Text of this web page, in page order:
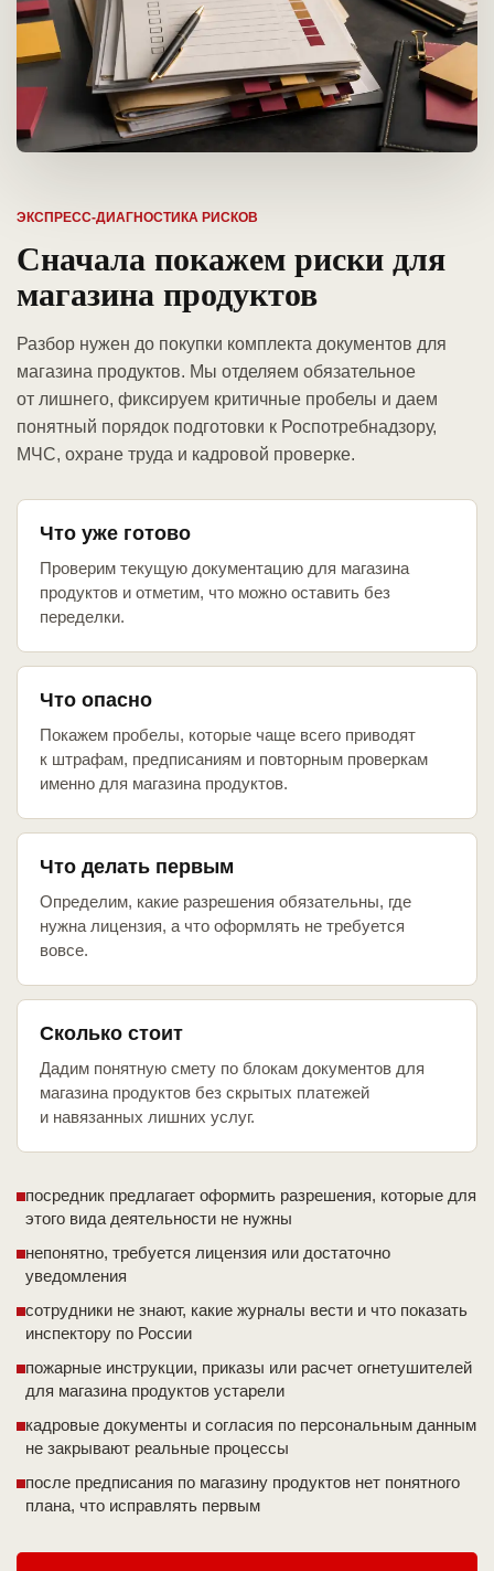
ЭКСПРЕСС-ДИАГНОСТИКА РИСКОВ
Сначала покажем риски для
магазина продуктов
Разбор нужен до покупки комплекта документов для
магазина продуктов. Мы отделяем обязательное
от лишнего, фиксируем критичные пробелы и даем
понятный порядок подготовки к Роспотребнадзору,
МЧС, охране труда и кадровой проверке.
Что уже готово
Проверим текущую документацию для магазина
продуктов и отметим, что можно оставить без
переделки.
Что опасно
Покажем пробелы, которые чаще всего приводят
к штрафам, предписаниям и повторным проверкам
именно для магазина продуктов.
Что делать первым
Определим, какие разрешения обязательны, где
нужна лицензия, а что оформлять не требуется
вовсе.
Сколько стоит
Дадим понятную смету по блокам документов для
магазина продуктов без скрытых платежей
и навязанных лишних услуг.
посредник предлагает оформить разрешения, которые для
этого вида деятельности не нужны
непонятно, требуется лицензия или достаточно
уведомления
сотрудники не знают, какие журналы вести и что показать
инспектору по России
пожарные инструкции, приказы или расчет огнетушителей
для магазина продуктов устарели
кадровые документы и согласия по персональным данным
не закрывают реальные процессы
после предписания по магазину продуктов нет понятного
плана, что исправлять первым